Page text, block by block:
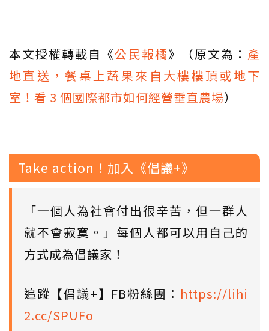
本文授權轉載自《公民報橘》（原文為： 產
地直送，餐桌上蔬果來自大樓樓頂或地下
室！看 3 個國際都市如何經營垂直農場）
Take action！加入《倡議+》
「一個人為社會付出很辛苦，但一群人
就不會寂寞。」每個人都可以用自己的
方式成為倡議家！
追蹤【倡議+】FB粉絲團： https://lihi
2.cc/SPUFo